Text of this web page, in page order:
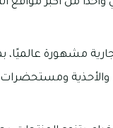
مشهورة عالميًا،
والأحذية